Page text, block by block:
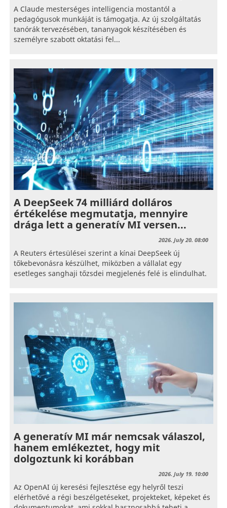
A Claude mesterséges intelligencia mostantól a
pedagógusok munkáját is támogatja. Az új szolgáltatás
tanórák tervezésében, tananyagok készítésében és
személyre szabott oktatási fel...
A DeepSeek 74 milliárd dolláros
értékelése megmutatja, mennyire
drága lett a generatív MI versen...
2026. July 20. 08:00
A Reuters értesülései szerint a kínai DeepSeek új
tőkebevonásra készülhet, miközben a vállalat egy
esetleges sanghaji tőzsdei megjelenés felé is elindulhat.
A generatív MI már nemcsak válaszol,
hanem emlékeztet, hogy mit
dolgoztunk ki korábban
2026. July 19. 10:00
Az OpenAI új keresési fejlesztése egy helyről teszi
elérhetővé a régi beszélgetéseket, projekteket, képeket és